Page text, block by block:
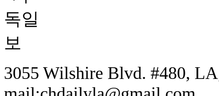
3055 Wilshire Blvd. #480,